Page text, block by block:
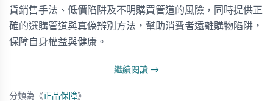
貨銷售手法、低價陷阱及不明購買管道的風險，同時提供正
確的選購管道與真偽辨別方法，幫助消費者遠離購物陷阱，
保障自身權益與健康。
繼續閱讀 →
分類為《 正品保障》